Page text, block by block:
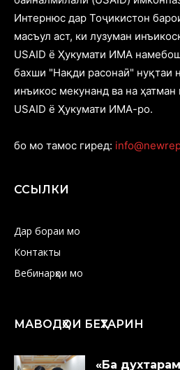
Интернюс дар Тоҷикистон
масъул аст, ки лузуман
USAID ё Ҳукумати ИМА
бахши "Нақди расонаӣ" нуқтаи
инъикос мекунанд ва на
USAID ё Ҳукумати ИМА-ро.
бо мо тамос гиред:
ССЫЛКИ
Дар бораи мо
Контакты
Вебинарҳои мо
МАВОДҲОИ БЕҲТАРИН
«Ба духтарам